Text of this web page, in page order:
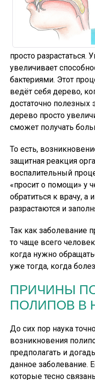
просто
увеличивает
бактериями. Этот
ведёт себя дерево,
достаточно полезных
дерево просто
сможет получать
То есть,
защитная реакция
воспалительный
«просит о помощи» у
обратиться к врачу,
разрастаются и
Так как заболевание
то чаще всего
когда нужно
уже тогда, когда
ПРИЧИНЫ
ПОЛИПОВ В
До сих пор наука
возникновения
предполагать и
данное заболевание.
которые тесно